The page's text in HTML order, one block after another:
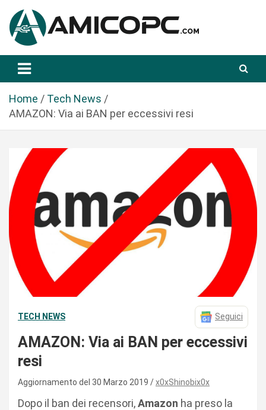
a
Amicopc.com
Home
Tech News
AMAZON: Via ai BAN per eccessivi resi
TECH NEWS Seguici
AMAZON: Via ai BAN per eccessivi
resi
Aggiornamento del 30 Marzo 2019 x0xShinobix0x
Dopo il ban dei recensori,Amazon ha preso la